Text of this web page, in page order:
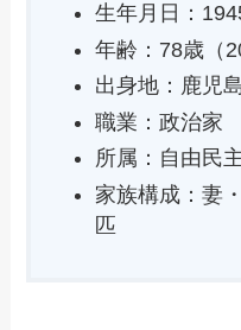
生年月日：
年齢：78歳（
出身地：鹿児
職業：政治家
所属：自由民
家族構成：妻
匹